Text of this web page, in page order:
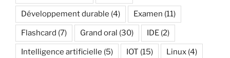
Développement durable (4) Examen (11)
Flashcard (7) Grand oral (30) IDE (2)
Intelligence artificielle (5) IOT (15) Linux (4)